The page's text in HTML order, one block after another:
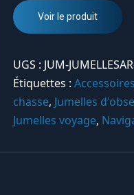
Voir le produit
UGS : JUM-
Étiquettes :
chasse, Jumelles
Jumelles voyage,